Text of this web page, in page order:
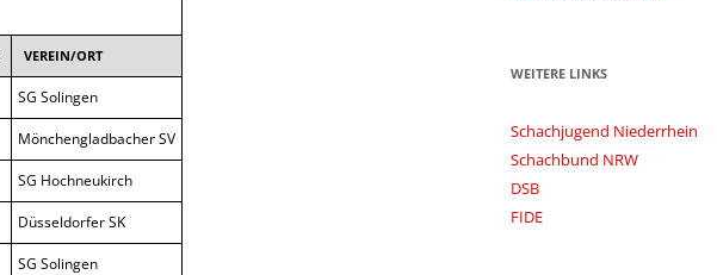
VEREIN/ORT
SG Solingen
Mönchengladbacher SV
SG Hochneukirch
Düsseldorfer SK
SG Solingen
WEITERE LINKS
Schachjugend Niederrhein
Schachbund NRW
DSB
FIDE